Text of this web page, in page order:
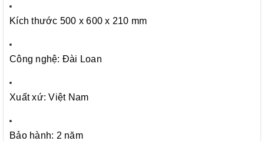
Kích thước 500 x 600 x 210 mm
Công nghệ: Đài Loan
Xuất xứ: Việt Nam
Bảo hành: 2 năm